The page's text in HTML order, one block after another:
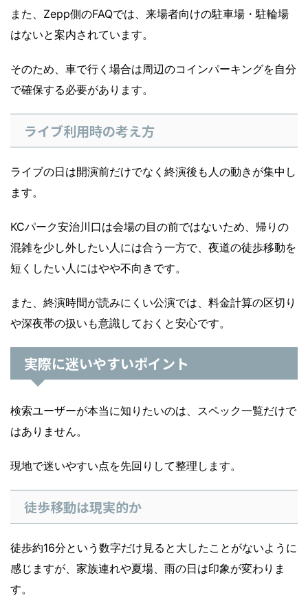
また、Zepp側のFAQでは、来場者向けの駐車場・駐輪場
はないと案内されています。
そのため、車で行く場合は周辺のコインパーキングを自分
で確保する必要があります。
ライブ利用時の考え方
ライブの日は開演前だけでなく終演後も人の動きが集中し
ます。
KCパーク安治川口は会場の目の前ではないため、帰りの
混雑を少し外したい人には合う一方で、夜道の徒歩移動を
短くしたい人にはやや不向きです。
また、終演時間が読みにくい公演では、料金計算の区切り
や深夜帯の扱いも意識しておくと安心です。
実際に迷いやすいポイント
検索ユーザーが本当に知りたいのは、スペック一覧だけで
はありません。
現地で迷いやすい点を先回りして整理します。
徒歩移動は現実的か
徒歩約16分という数字だけ見ると大したことがないように
感じますが、家族連れや夏場、雨の日は印象が変わりま
す。